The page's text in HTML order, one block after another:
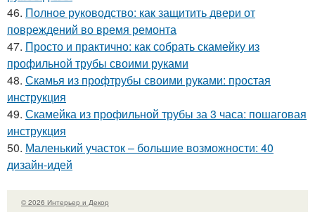
46. Полное руководство: как защитить двери от
повреждений во время ремонта
47. Просто и практично: как собрать скамейку из
профильной трубы своими руками
48. Скамья из профтрубы своими руками: простая
инструкция
49. Скамейка из профильной трубы за 3 часа: пошаговая
инструкция
50. Маленький участок – большие возможности: 40
дизайн-идей
© 2026 Интерьер и Декор